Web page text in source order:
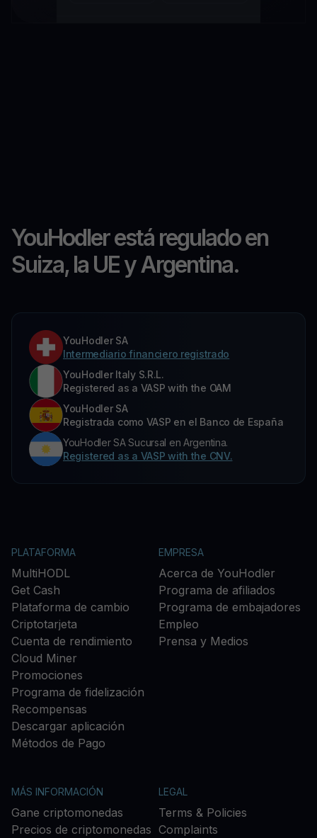
YouHodler está regulado en
Suiza, la UE y Argentina.
YouHodler SA
Intermediario financiero registrado
YouHodler Italy S.R.L.
Registered as a VASP with the OAM
YouHodler SA
Registrada como VASP en el Banco de España
YouHodler SA Sucursal en Argentina.
Registered as a VASP with the CNV.
PLATAFORMA
MultiHODL
Get Cash
Plataforma de cambio
Criptotarjeta
Cuenta de rendimiento
Cloud Miner
Promociones
Programa de fidelización
Recompensas
Descargar aplicación
Métodos de Pago
EMPRESA
Acerca de YouHodler
Programa de afiliados
Programa de embajadores
Empleo
Prensa y Medios
MÁS INFORMACIÓN
Gane criptomonedas
Precios de criptomonedas
LEGAL
Terms & Policies
Complaints